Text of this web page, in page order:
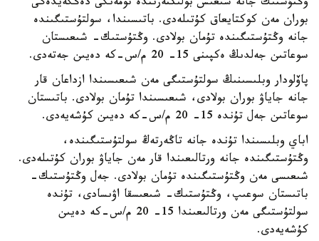
وڭتۇستىك جانە شىعىس بولىكتەرىندە تومەنگى دەڭگەيدەگى
بوران مەن كوكتايعاق كۇتىلەدى. باتىسىندا، سولتۇستىگىندە
جانە وڭتۇستىگىندە تۇمان بولادى. وڭتۇستىك- شىعىستان
سوعاتىن جەلدىڭ ەكپىنى 15- 20 م/س-كە دەيىن جەتەدى.
پاۆلودار وبلىسىنىڭ سولتۇستىگى مەن شىعىسىندا ازداعان قار
جانە جاياۋ بوران بولادى، شىعىسىندا تۇمان بولادى. باتىستان
سوعاتىن جەل تۇندە 15- 20 م/س-كە دەيىن كۇشەيەدى.
اباي وبلىسىندا تۇندە جانە تاڭەرتەڭ سولتۇستىگىندە،
وڭتۇستىگىندە جانە ورتالىعىندا قار مەن جاياۋ بوران كۇتىلەدى.
شىعىسى مەن وڭتۇستىگىندە تۇمان بولادى. جەل وڭتۇستىك-
باتىستان سوعىپ، وڭتۇستىك- شىعىسقا اۋىسادى، تۇندە
سولتۇستىگى مەن ورتالىعىندا 15- 20 م/س-كە دەيىن
كۇشەيەدى.